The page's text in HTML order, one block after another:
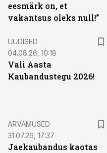
eesmärk on, et
vakantsus oleks null!”
UUDISED
04.08.26, 10:18
Vali Aasta
Kaubandustegu 2026!
ARVAMUSED
31.07.26, 17:37
Jaekaubandus kaotas